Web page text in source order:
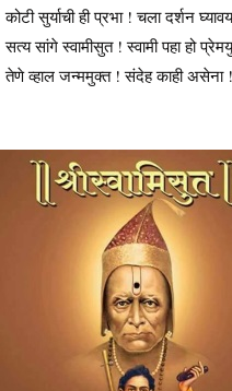
कोटी सुर्याची ही प्रभा ! चला दर्शन
सत्य सांगे स्वामीसुत ! स्वामी पहा हो
तेणे व्हाल जन्ममुक्त ! संदेह काही